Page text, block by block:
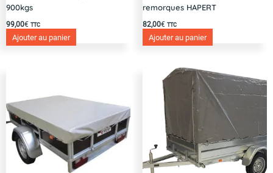
900kgs
99,00€ TTC
Ajouter au panier
remorques HAPERT
82,00€ TTC
Ajouter au panier